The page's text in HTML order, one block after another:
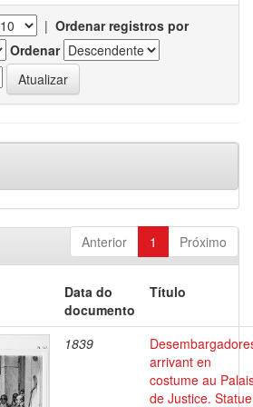
| Ordenar registros por
Ordenar
Anterior 1 Próximo
Data do
documento
Título
1839
arrivant en
costume au
de Justice. Statue